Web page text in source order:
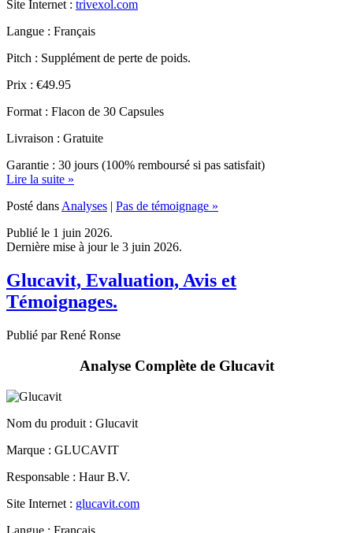
Langue : Français
Pitch : Supplément de perte de poids.
Prix : €49.95
Format : Flacon de 30 Capsules
Livraison : Gratuite
Garantie : 30 jours (100% remboursé si pas satisfait)
Posté dansAnalyses
Publié le 1 juin 2026.
Glucavit, Evaluation, Avis et
Témoignages.
Publié par René Ronse
Analyse Complète de Glucavit
Nom du produit :
Marque : GLUCAVIT
Responsable : Haur B.V.
Site Internet : glucavit.com
Langue : Français
Pitch : Un complément minceur, énergie et glycémie.